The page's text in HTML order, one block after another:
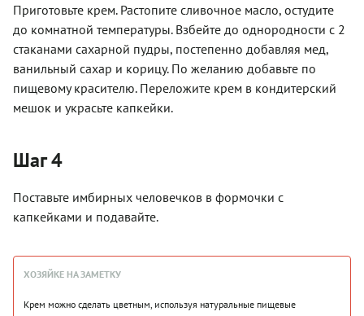
Приготовьте крем. Растопите сливочное масло, остудите
до комнатной температуры. Взбейте до однородности с 2
стаканами сахарной пудры, постепенно добавляя мед,
ванильный сахар и корицу. По желанию добавьте по
пищевому красителю. Переложите крем в кондитерский
мешок и украсьте капкейки.
Шаг 4
Поставьте имбирных человечков в формочки с
капкейками и подавайте.
ХОЗЯЙКЕ НА ЗАМЕТКУ
Крем можно сделать цветным, используя натуральные пищевые